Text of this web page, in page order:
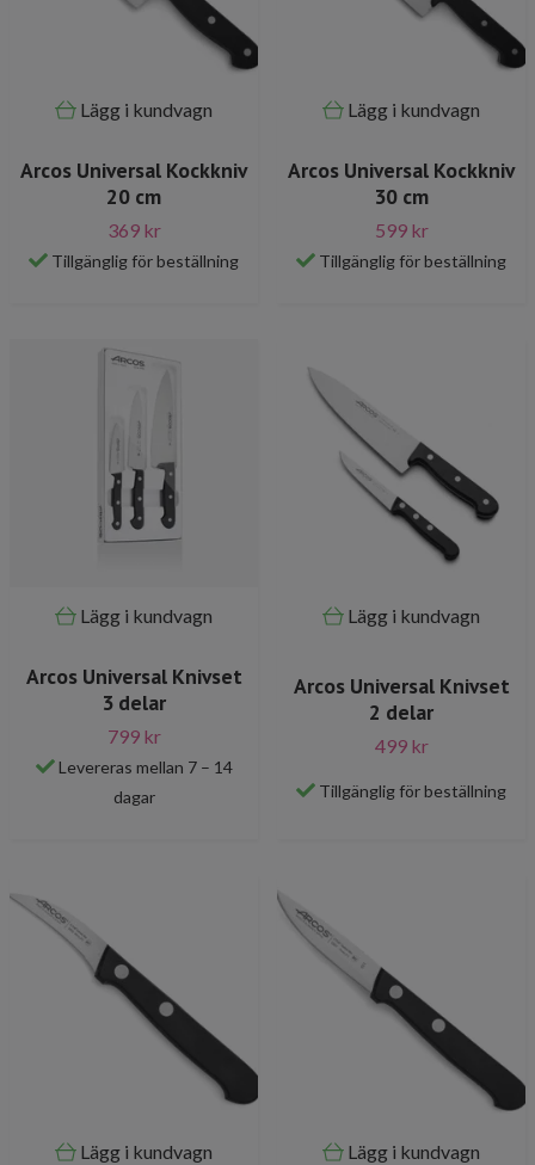
Lägg i kundvagn
Arcos Universal Kockkniv
20 cm
369 kr
Tillgänglig för beställning
Lägg i kundvagn
Arcos Universal Kockkniv
30 cm
599 kr
Tillgänglig för beställning
Lägg i kundvagn
Arcos Universal Knivset
3 delar
799 kr
Levereras mellan 7 – 14
dagar
Lägg i kundvagn
Arcos Universal Knivset
2 delar
499 kr
Tillgänglig för beställning
Lägg i kundvagn Lägg i kundvagn